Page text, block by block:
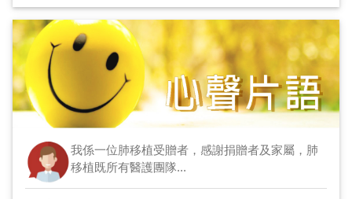
我係一位肺移植受贈者，感謝捐贈者及家屬，肺
移植既所有醫護團隊...